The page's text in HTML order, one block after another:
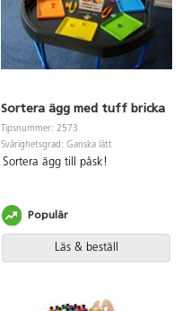
Sortera ägg med tuff bricka
Tipsnummer: 2573
Svårighetsgrad: Ganska lätt
Sortera ägg till påsk!
Läs & beställ
Populär